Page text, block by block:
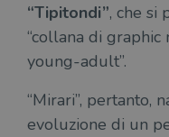
“Tipitondi”, che si
“collana di
young-adult”.
“Mirari”, pertanto,
evoluzione di un